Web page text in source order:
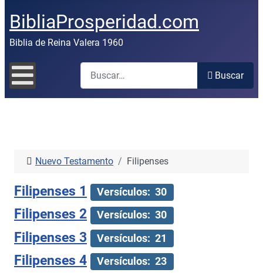
BibliaProsperidad.com
Biblia de Reina Valera 1960
Buscar
Buscar
Nuevo Testamento Filipenses
Filipenses 1 Versículos: 30
Filipenses 2 Versículos: 30
Filipenses 3 Versículos: 21
Filipenses 4 Versículos: 23